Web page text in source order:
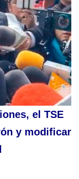
el TSE
y modificar